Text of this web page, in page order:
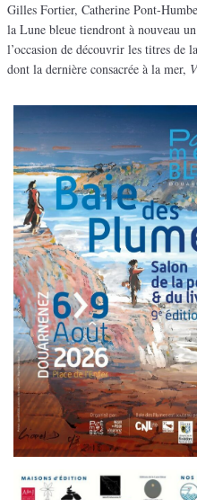
Gilles Fortier, Catherine Pont-
la Lune bleue tiendront à nouveau
l’occasion de découvrir les titres de
dont la dernière consacrée à la mer,